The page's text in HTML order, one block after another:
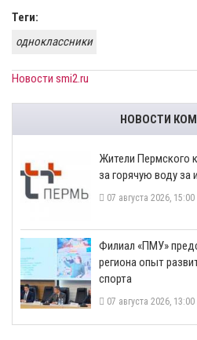
Теги:
одноклассники
Новости smi2.ru
НОВОСТИ
​Жители Пермского
за горячую воду за
07 августа 2026, 15:00
​Филиал «ПМУ»
региона опыт
спорта
07 августа 2026, 13:00